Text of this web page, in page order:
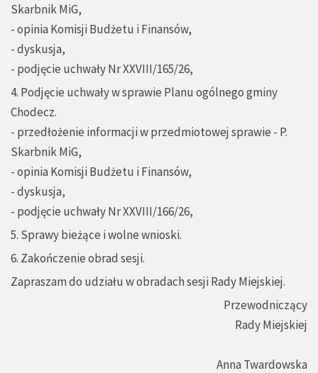
Skarbnik MiG,
- opinia Komisji Budżetu i Finansów,
- dyskusja,
- podjęcie uchwały Nr XXVIII/165/26,
4. Podjęcie uchwały w sprawie Planu ogólnego gminy
Chodecz.
- przedłożenie informacji w przedmiotowej sprawie - P.
Skarbnik MiG,
- opinia Komisji Budżetu i Finansów,
- dyskusja,
- podjęcie uchwały Nr XXVIII/166/26,
5. Sprawy bieżące i wolne wnioski.
6. Zakończenie obrad sesji.
Zapraszam do udziału w obradach sesji Rady Miejskiej.
Przewodniczący
Rady Miejskiej
Anna Twardowska